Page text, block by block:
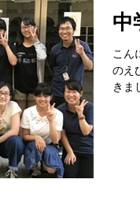
中
こん
のえ
きま